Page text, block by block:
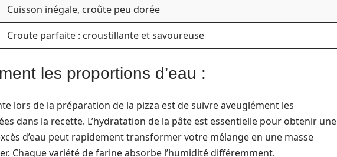
Cuisson inégale, croûte peu dorée
Croute parfaite : croustillante et savoureuse
les proportions d’eau :
lors de la préparation de la pizza est de suivre aveuglément les
dans la recette. L’hydratation de la pâte est essentielle pour obtenir une
d’eau peut rapidement transformer votre mélange en une masse
Chaque variété de farine absorbe l’humidité différemment.